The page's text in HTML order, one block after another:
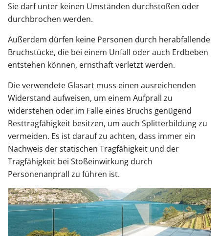
Sie darf unter keinen Umständen durchstoßen oder
durchbrochen werden.
Außerdem dürfen keine Personen durch herabfallende
Bruchstücke, die bei einem Unfall oder auch Erdbeben
entstehen können, ernsthaft verletzt werden.
Die verwendete Glasart muss einen ausreichenden
Widerstand aufweisen, um einem Aufprall zu
widerstehen oder im Falle eines Bruchs genügend
Resttragfähigkeit besitzen, um auch Splitterbildung zu
vermeiden. Es ist darauf zu achten, dass immer ein
Nachweis der statischen Tragfähigkeit und der
Tragfähigkeit bei Stoßeinwirkung durch
Personenanprall zu führen ist.